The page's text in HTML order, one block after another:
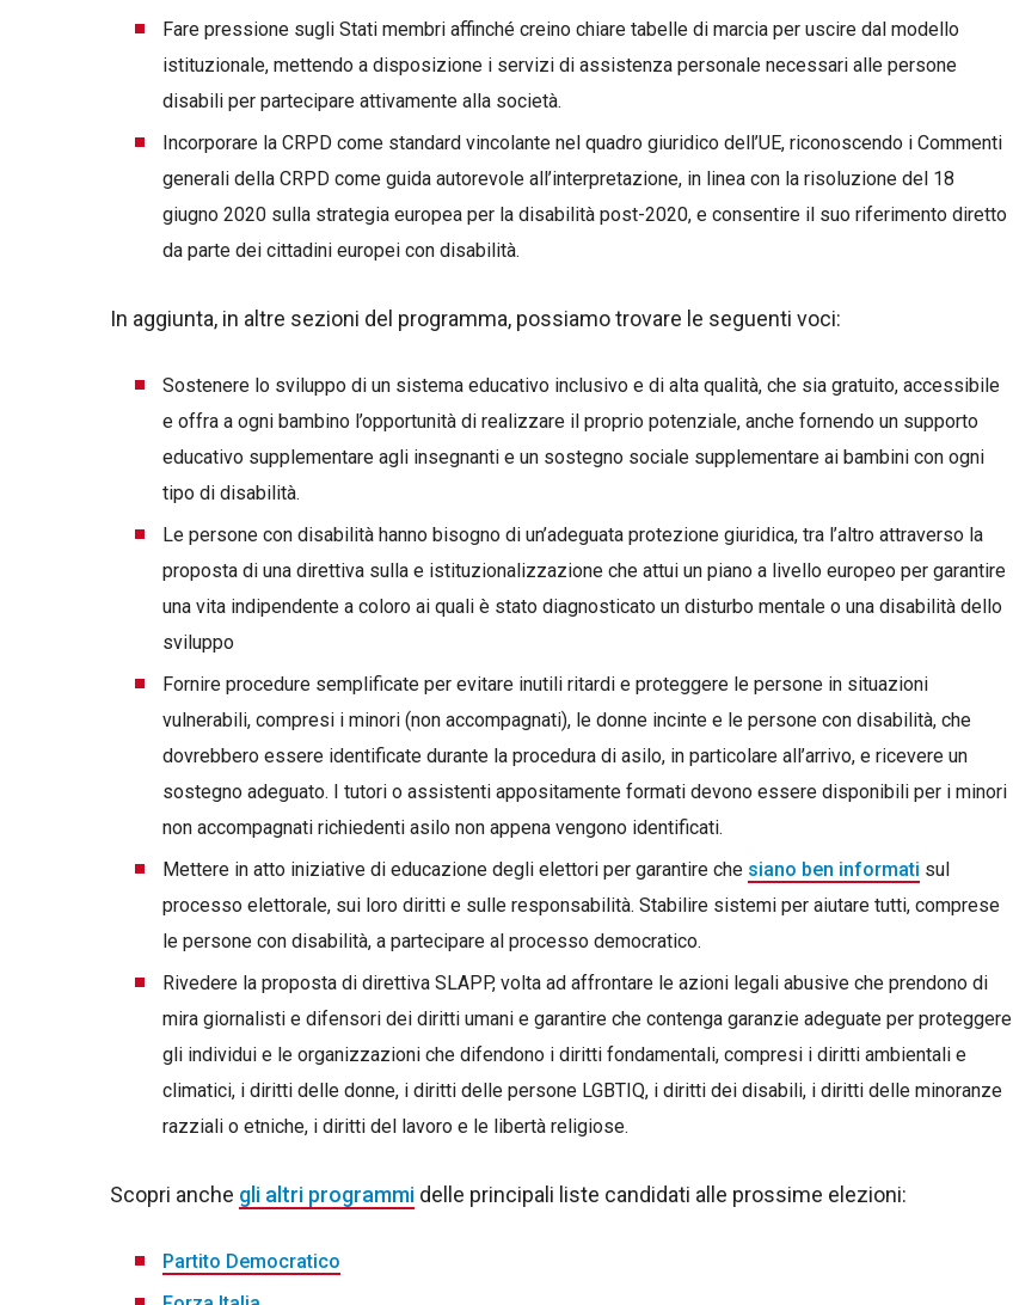
Fare pressione sugli Stati membri affinché creino chiare tabelle di marcia per uscire dal modello
istituzionale, mettendo a disposizione i servizi di assistenza personale necessari alle persone
disabili per partecipare attivamente alla società.
Incorporare la CRPD come standard vincolante nel quadro giuridico dell’UE, riconoscendo i Commenti
generali della CRPD come guida autorevole all’interpretazione, in linea con la risoluzione del 18
giugno 2020 sulla strategia europea per la disabilità post-2020, e consentire il suo riferimento diretto
da parte dei cittadini europei con disabilità.
In aggiunta, in altre sezioni del programma, possiamo trovare le seguenti voci:
Sostenere lo sviluppo di un sistema educativo inclusivo e di alta qualità, che sia gratuito, accessibile
e offra a ogni bambino l’opportunità di realizzare il proprio potenziale, anche fornendo un supporto
educativo supplementare agli insegnanti e un sostegno sociale supplementare ai bambini con ogni
tipo di disabilità.
Le persone con disabilità hanno bisogno di un’adeguata protezione giuridica, tra l’altro attraverso la
proposta di una direttiva sulla e istituzionalizzazione che attui un piano a livello europeo per garantire
una vita indipendente a coloro ai quali è stato diagnosticato un disturbo mentale o una disabilità dello
sviluppo
Fornire procedure semplificate per evitare inutili ritardi e proteggere le persone in situazioni
vulnerabili, compresi i minori (non accompagnati), le donne incinte e le persone con disabilità, che
dovrebbero essere identificate durante la procedura di asilo, in particolare all’arrivo, e ricevere un
sostegno adeguato. I tutori o assistenti appositamente formati devono essere disponibili per i minori
non accompagnati richiedenti asilo non appena vengono identificati.
Mettere in atto iniziative di educazione degli elettori per garantire che siano ben informati sul
processo elettorale, sui loro diritti e sulle responsabilità. Stabilire sistemi per aiutare tutti, comprese
le persone con disabilità, a partecipare al processo democratico.
Rivedere la proposta di direttiva SLAPP, volta ad affrontare le azioni legali abusive che prendono di
mira giornalisti e difensori dei diritti umani e garantire che contenga garanzie adeguate per proteggere
gli individui e le organizzazioni che difendono i diritti fondamentali, compresi i diritti ambientali e
climatici, i diritti delle donne, i diritti delle persone LGBTIQ, i diritti dei disabili, i diritti delle minoranze
razziali o etniche, i diritti del lavoro e le libertà religiose.
Scopri anche gli altri programmi delle principali liste candidati alle prossime elezioni:
Partito Democratico